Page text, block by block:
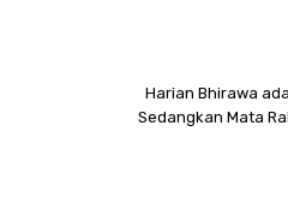
Harian Bhirawa
Sedangkan Mata